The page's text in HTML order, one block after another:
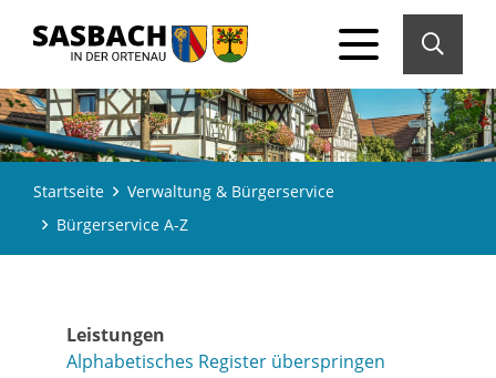
Startseite
Verwaltung & Bürgerservice
Bürgerservice A-Z
Leistungen
Alphabetisches Register überspringen